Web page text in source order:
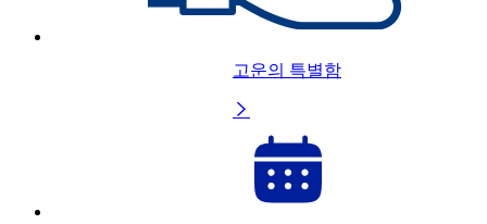
고운의 특별함
